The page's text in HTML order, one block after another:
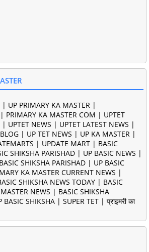
| UP PRIMARY KA MASTER |
PRIMARY KA MASTER COM | UPTET
| UPTET NEWS | UPTET LATEST NEWS |
| UP TET NEWS | UP KA MASTER |
| UPDATE MART | BASIC
SHIKSHA PARISHAD | UP BASIC NEWS |
SHIKSHA PARISHAD | UP BASIC
KA MASTER CURRENT NEWS |
SHIKSHA NEWS TODAY | BASIC
NEWS | BASIC SHIKSHA
SHIKSHA | SUPER TET | प्राइमरी का